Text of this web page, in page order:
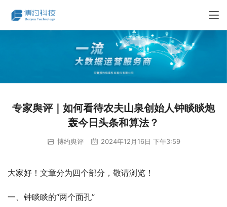
专家舆评｜如何看待农夫山泉创始人钟睒睒炮
轰今日头条和算法？
博约舆评 2024年12月16日 下午3:59
大家好！文章分为四个部分，敬请浏览！
一、钟睒睒的“两个面孔”